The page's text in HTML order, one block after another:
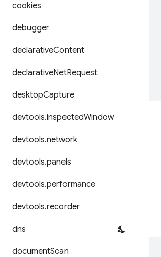
cookies
debugger
declarativeContent
declarativeNetRequest
desktopCapture
devtools.inspectedWindow
devtools.network
devtools.panels
devtools.performance
devtools.recorder
dns
documentScan